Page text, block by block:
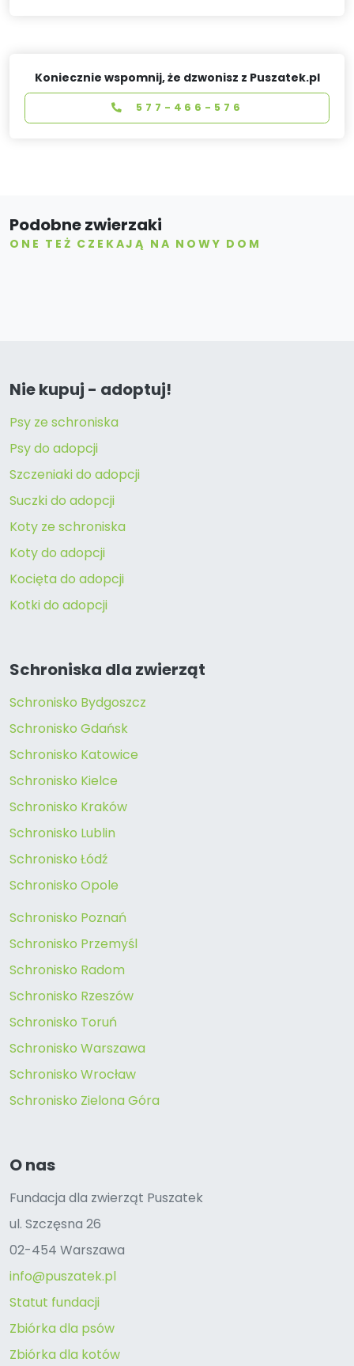
Koniecznie wspomnij, że dzwonisz z Puszatek.pl
577-466-576
Podobne zwierzaki
ONE TEŻ CZEKAJĄ NA NOWY DOM
Nie kupuj - adoptuj!
Psy ze schroniska
Psy do adopcji
Szczeniaki do adopcji
Suczki do adopcji
Koty ze schroniska
Koty do adopcji
Kocięta do adopcji
Kotki do adopcji
Schroniska dla zwierząt
Schronisko Bydgoszcz
Schronisko Gdańsk
Schronisko Katowice
Schronisko Kielce
Schronisko Kraków
Schronisko Lublin
Schronisko Łódź
Schronisko Opole
Schronisko Poznań
Schronisko Przemyśl
Schronisko Radom
Schronisko Rzeszów
Schronisko Toruń
Schronisko Warszawa
Schronisko Wrocław
Schronisko Zielona Góra
O nas
Fundacja dla zwierząt Puszatek
ul. Szczęsna 26
02-454 Warszawa
info@puszatek.pl
Statut fundacji
Zbiórka dla psów
Zbiórka dla kotów